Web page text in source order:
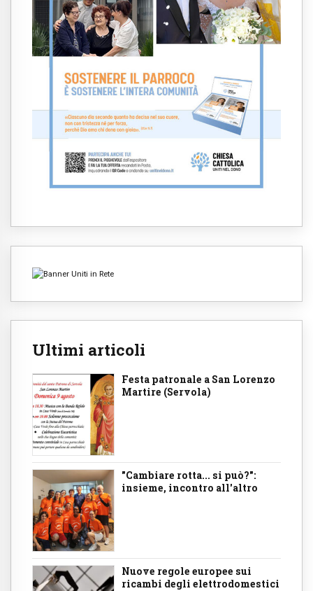
Ultimi articoli
Festa patronale a San Lorenzo
Martire (Servola)
"Cambiare rotta... si può?":
insieme, incontro all'altro
Nuove regole europee sui
ricambi degli elettrodomestici